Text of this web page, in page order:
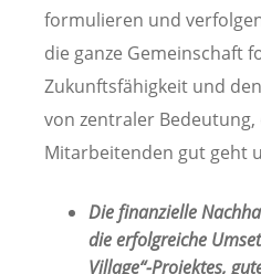
formulieren und
die ganze Gemeinschaft
Zukunftsfähigkeit und
von zentraler Bedeutung,
Mitarbeitenden gut geht
Die finanzielle
die erfolgreiche
Village“-Projektes,